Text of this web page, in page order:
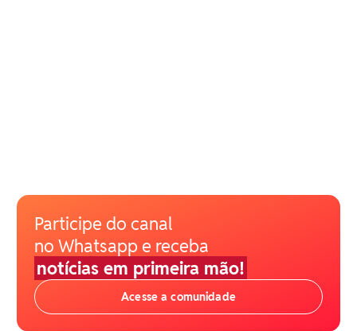
Participe do canal
no Whatsapp e receba
notícias em primeira mão!
Acesse a comunidade